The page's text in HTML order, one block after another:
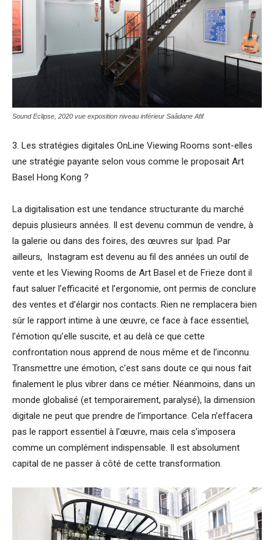
Sound Eclipse, 2020 vue exposition niveau inférieur Saâdane Afif
3. Les stratégies digitales OnLine Viewing Rooms sont-elles
une stratégie payante selon vous comme le proposait Art
Basel Hong Kong ?
La digitalisation est une tendance structurante du marché
depuis plusieurs années. Il est devenu commun de vendre, à
la galerie ou dans des foires, des œuvres sur Ipad. Par
ailleurs, Instagram est devenu au fil des années un outil de
vente et les Viewing Rooms de Art Basel et de Frieze dont il
faut saluer l’efficacité et l’ergonomie, ont permis de conclure
des ventes et d’élargir nos contacts. Rien ne remplacera bien
sûr le rapport intime à une œuvre, ce face à face essentiel,
l’émotion qu’elle suscite, et au delà ce que cette
confrontation nous apprend de nous même et de l’inconnu.
Transmettre une émotion, c’est sans doute ce qui nous fait
finalement le plus vibrer dans ce métier. Néanmoins, dans un
monde globalisé (et temporairement, paralysé), la dimension
digitale ne peut que prendre de l’importance. Cela n’effacera
pas le rapport essentiel à l’œuvre, mais cela s’imposera
comme un complément indispensable. Il est absolument
capital de ne passer à côté de cette transformation.